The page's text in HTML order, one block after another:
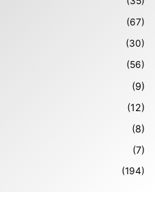
(67)
(30)
(56)
(9)
(12)
(8)
(7)
(194)